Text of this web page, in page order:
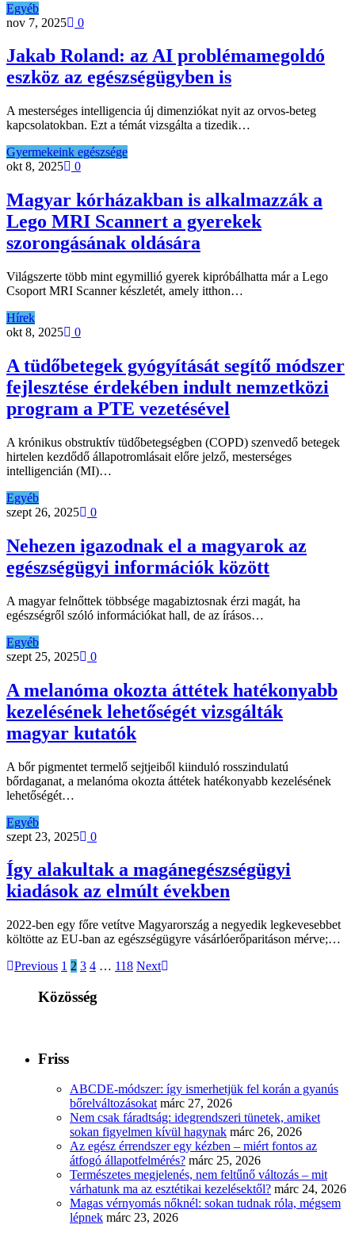
Egyéb
nov 7, 2025
0
Jakab Roland: az AI problémamegoldó
eszköz az egészségügyben is
A mesterséges intelligencia új dimenziókat nyit az orvos-beteg
kapcsolatokban. Ezt a témát vizsgálta a tizedik…
Gyermekeink egészsége
okt 8, 2025
0
Magyar kórházakban is alkalmazzák a
Lego MRI Scannert a gyerekek
szorongásának oldására
Világszerte több mint egymillió gyerek kipróbálhatta már a Lego
Csoport MRI Scanner készletét, amely itthon…
Hírek
okt 8, 2025
0
A tüdőbetegek gyógyítását segítő módszer
fejlesztése érdekében indult nemzetközi
program a PTE vezetésével
A krónikus obstruktív tüdőbetegségben (COPD) szenvedő betegek
hirtelen kezdődő állapotromlásait előre jelző, mesterséges
intelligencián (MI)…
Egyéb
szept 26, 2025
0
Nehezen igazodnak el a magyarok az
egészségügyi információk között
A magyar felnőttek többsége magabiztosnak érzi magát, ha
egészségről szóló információkat hall, de az írásos…
Egyéb
szept 25, 2025
0
A melanóma okozta áttétek hatékonyabb
kezelésének lehetőségét vizsgálták
magyar kutatók
A bőr pigmentet termelő sejtjeiből kiinduló rosszindulatú
bőrdaganat, a melanóma okozta áttétek hatékonyabb kezelésének
lehetőségét…
Egyéb
szept 23, 2025
0
Így alakultak a magánegészségügyi
kiadások az elmúlt években
2022-ben egy főre vetítve Magyarország a negyedik legkevesebbet
költötte az EU-ban az egészségügyre vásárlóerőparitáson mérve;…
Previous 1 2 3 4 … 118 Next
Közösség
Friss
ABCDE‑módszer: így ismerhetjük fel korán a gyanús
bőrelváltozásokat márc 27, 2026
Nem csak fáradtság: idegrendszeri tünetek, amiket
sokan figyelmen kívül hagynak márc 26, 2026
Az egész érrendszer egy kézben – miért fontos az
átfogó állapotfelmérés? márc 25, 2026
Természetes megjelenés, nem feltűnő változás – mit
várhatunk ma az esztétikai kezelésektől? márc 24, 2026
Magas vérnyomás nőknél: sokan tudnak róla, mégsem
lépnek márc 23, 2026